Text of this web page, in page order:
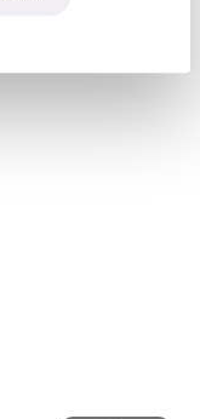
tu nejlepší péči.